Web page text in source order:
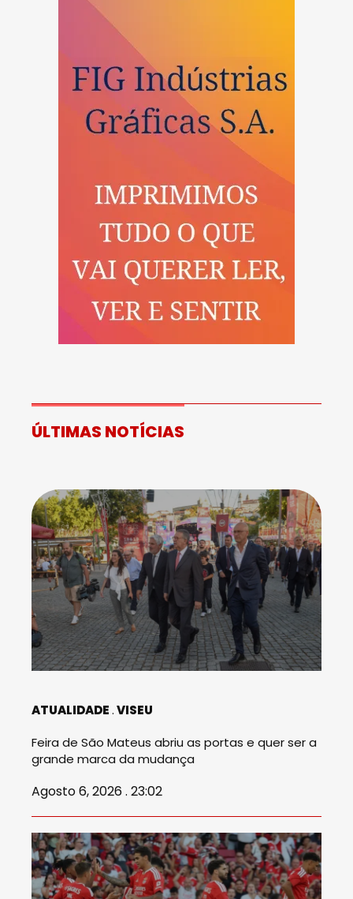
ÚLTIMAS NOTÍCIAS
ATUALIDADE VISEU
Feira de São Mateus abriu as portas e quer ser a
grande marca da mudança
Agosto 6, 2026 . 23:02